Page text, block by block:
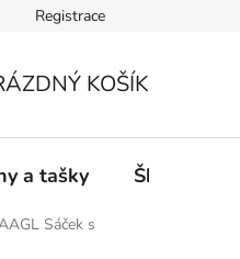
Registrace
KOŠÍK
a tašky Školní sety
Sáček s